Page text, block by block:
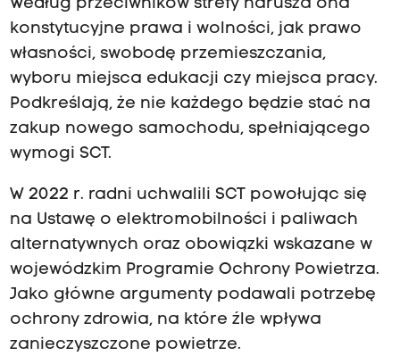
Według przeciwników strefy narusza ona
konstytucyjne prawa i wolności, jak prawo
własności, swobodę przemieszczania,
wyboru miejsca edukacji czy miejsca pracy.
Podkreślają, że nie każdego będzie stać na
zakup nowego samochodu, spełniającego
wymogi SCT.
W 2022 r. radni uchwalili SCT powołując się
na Ustawę o elektromobilności i paliwach
alternatywnych oraz obowiązki wskazane w
wojewódzkim Programie Ochrony Powietrza.
Jako główne argumenty podawali potrzebę
ochrony zdrowia, na które źle wpływa
zanieczyszczone powietrze.
n
a
w
a
d
y
p
r
a
w
n
e
.
W